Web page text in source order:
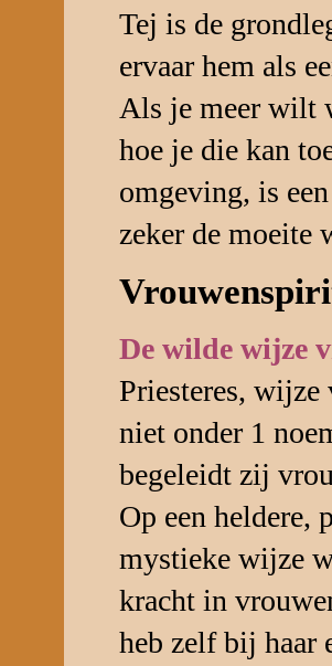
Tej is de
ervaar hem als
Als je meer wilt
hoe je die kan
omgeving, is
zeker de moeite
De wilde wijze
Priesteres,
niet onder 1
begeleidt zij
Op een heldere,
mystieke wijze
kracht in
heb zelf bij haar